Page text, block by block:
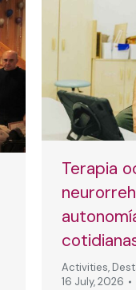
Terapia
Activities,
16 July, 2026